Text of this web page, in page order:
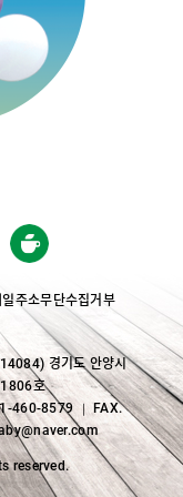
일주소무단수집거부
경기도 안양시
호
460-8579
FAX.
reserved.